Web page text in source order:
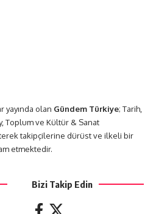
yayında olan Gündem Türkiye; Tarih,
Toplum ve Kültür & Sanat
takipçilerine dürüst ve ilkeli bir
etmektedir.
Bizi Takip Edin